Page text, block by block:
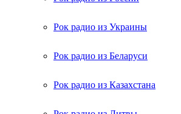
Рок радио из Украины
Рок радио из Беларуси
Рок радио из Казахстана